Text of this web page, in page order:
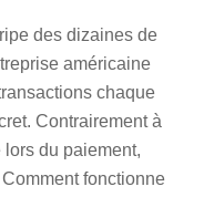
des dizaines de
américaine
chaque
Contrairement à
du paiement,
fonctionne